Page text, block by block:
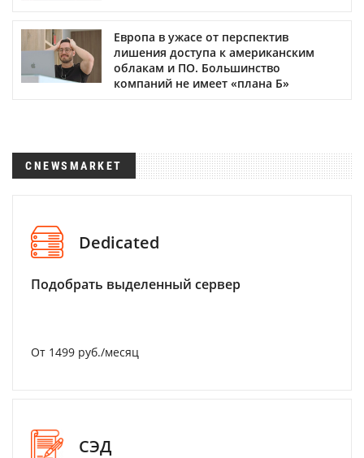
Европа в ужасе от перспектив
лишения доступа к американским
облакам и ПО. Большинство
компаний не имеет «плана Б»
CNEWSMARKET
Dedicated
Подобрать выделенный сервер
От 1499 руб./месяц
СЭД